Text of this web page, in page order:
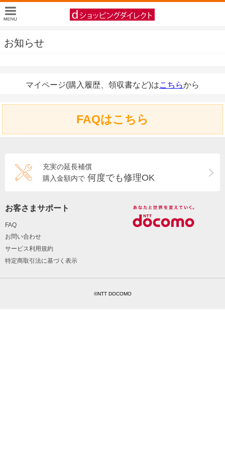
お知らせ
マイページ(購入履歴、領収書など)はこちらから
FAQはこちら
充実の延長補償
購入金額内で 何度でも修理OK
お客さまサポート
FAQ
お問い合わせ
サービス利用規約
特定商取引法に基づく表示
©NTT DOCOMO